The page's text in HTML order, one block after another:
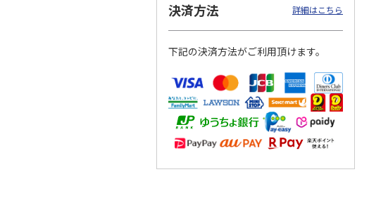
決済方法 詳細はこちら
下記の決済方法がご利用頂けます。